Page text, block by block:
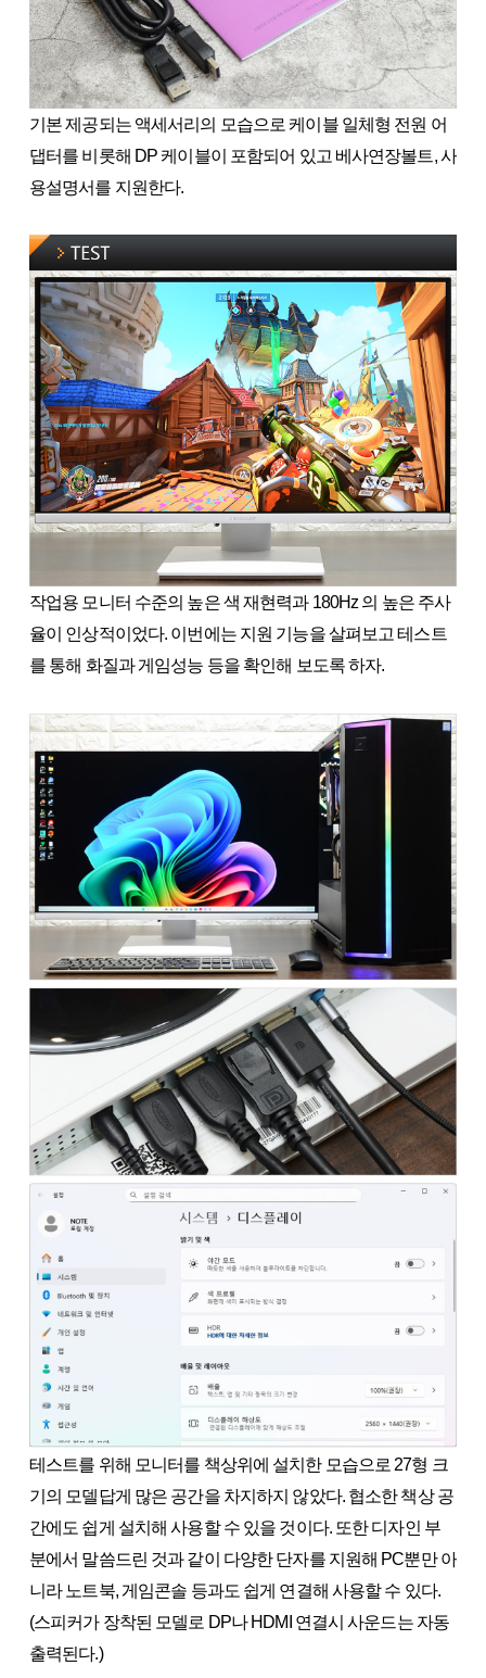
기본 제공되는 액세서리의 모습으로 케이블 일체형 전원 어
댑터를 비롯해 DP 케이블이 포함되어 있고 베사연장볼트, 사
용설명서를 지원한다.
작업용 모니터 수준의 높은 색 재현력과 180Hz 의 높은 주사
율이 인상적이었다. 이번에는 지원 기능을 살펴보고 테스트
를 통해 화질과 게임성능 등을 확인해 보도록 하자.
테스트를 위해 모니터를 책상위에 설치한 모습으로 27형 크
기의 모델답게 많은 공간을 차지하지 않았다. 협소한 책상 공
간에도 쉽게 설치해 사용할 수 있을 것이다. 또한 디자인 부
분에서 말씀드린 것과 같이 다양한 단자를 지원해 PC뿐만 아
니라 노트북, 게임콘솔 등과도 쉽게 연결해 사용할 수 있다.
(스피커가 장착된 모델로 DP나 HDMI 연결시 사운드는 자동
출력된다.)